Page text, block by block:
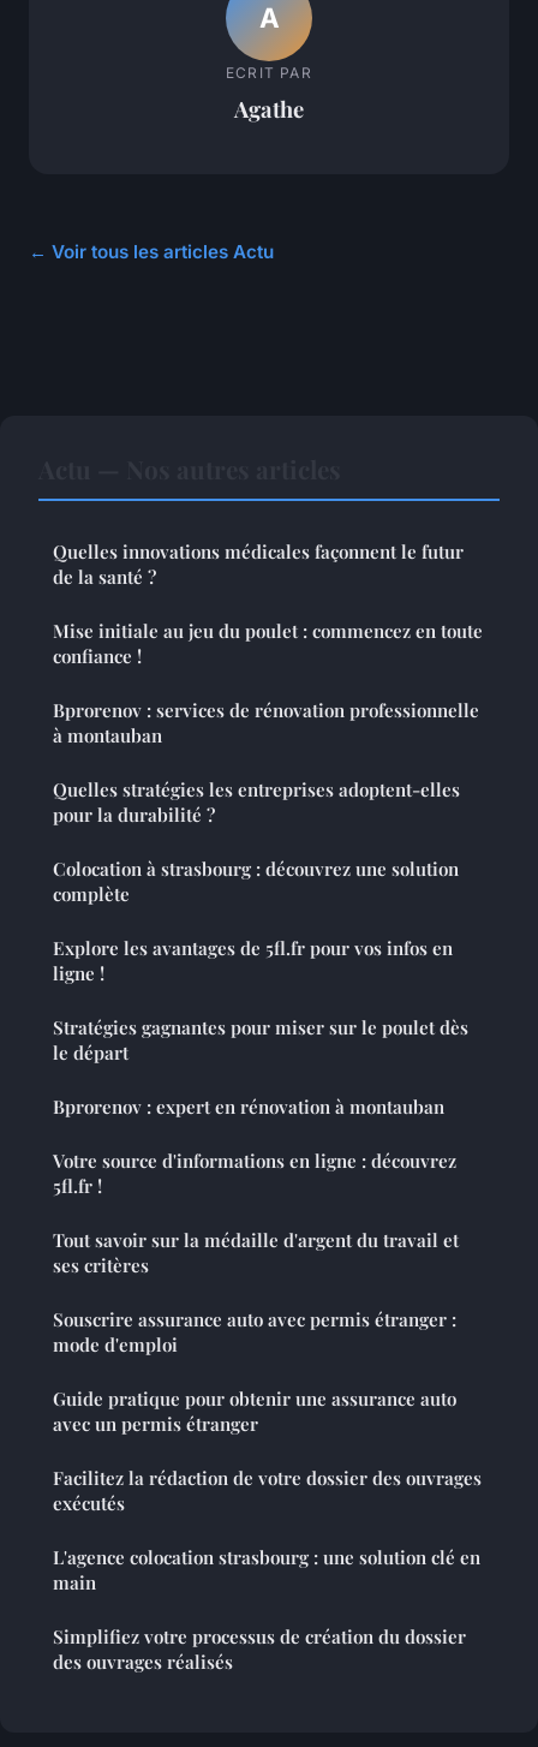
A
ECRIT PAR
Agathe
← Voir tous les articles Actu
Quelles innovations médicales façonnent le futur
de la santé ?
Mise initiale au jeu du poulet : commencez en toute
confiance !
Bprorenov : services de rénovation professionnelle
à montauban
Quelles stratégies les entreprises adoptent-elles
pour la durabilité ?
Colocation à strasbourg : découvrez une solution
complète
Explore les avantages de 5fl.fr pour vos infos en
ligne !
Stratégies gagnantes pour miser sur le poulet dès
le départ
Bprorenov : expert en rénovation à montauban
Votre source d'informations en ligne : découvrez
5fl.fr !
Tout savoir sur la médaille d'argent du travail et
ses critères
Souscrire assurance auto avec permis étranger :
mode d'emploi
Guide pratique pour obtenir une assurance auto
avec un permis étranger
Facilitez la rédaction de votre dossier des ouvrages
exécutés
L'agence colocation strasbourg : une solution clé en
main
Simplifiez votre processus de création du dossier
des ouvrages réalisés